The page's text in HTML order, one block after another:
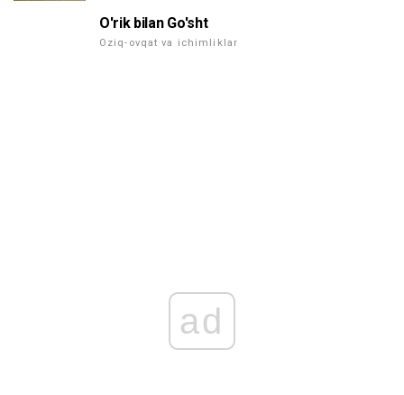
O'rik bilan Go'sht
Oziq-ovqat va ichimliklar
ad